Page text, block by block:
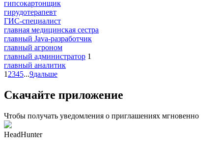
гипсокартонщик
гирудотерапевт
ГИС-специалист
главная медицинская сестра
главный Java-разработчик
главный агроном
главный администратор 1
главный аналитик
1 2345...9дальше
Скачайте приложение
Чтобы получать уведомления о приглашениях мгновенно
HeadHunter